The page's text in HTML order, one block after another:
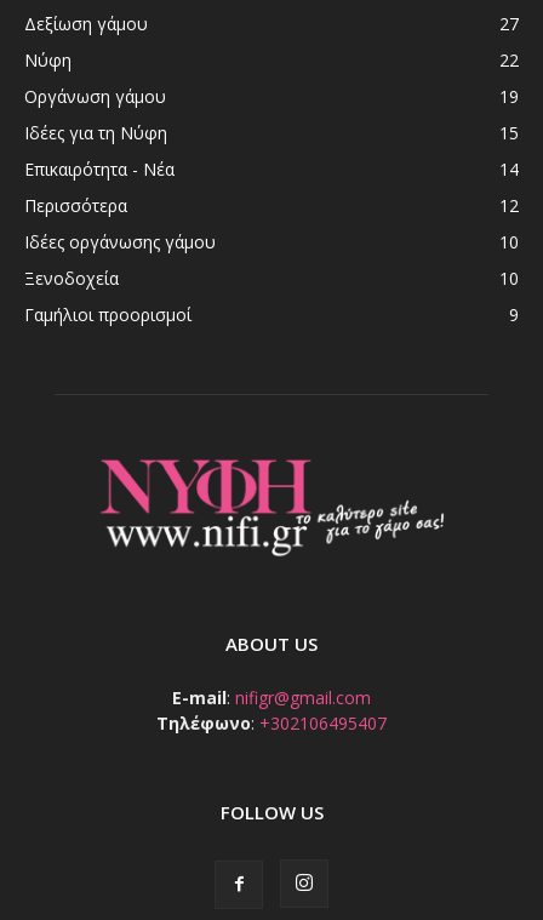
Δεξίωση γάμου
27
Νύφη
22
Οργάνωση γάμου
19
Ιδέες για τη Νύφη
15
Επικαιρότητα - Νέα
14
Περισσότερα
12
Ιδέες οργάνωσης γάμου
10
Ξενοδοχεία
10
Γαμήλιοι προορισμοί
9
ABOUT US
E-mail: nifigr@gmail.com
Τηλέφωνο: +302106495407
FOLLOW US